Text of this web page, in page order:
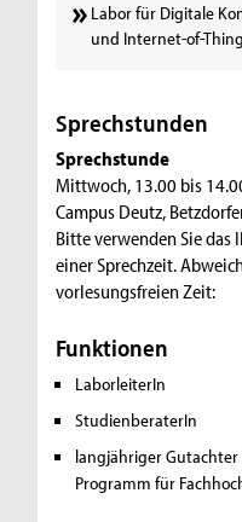
Labor für Digitale
und Internet-of-
Sprechstunden
Sprechstunde
Mittwoch, 13.00 bis
Campus Deutz,
Bitte verwenden Sie das
einer Sprechzeit.
vorlesungsfreien Zeit:
Funktionen
LaborleiterIn
StudienberaterIn
langjähriger
Programm für